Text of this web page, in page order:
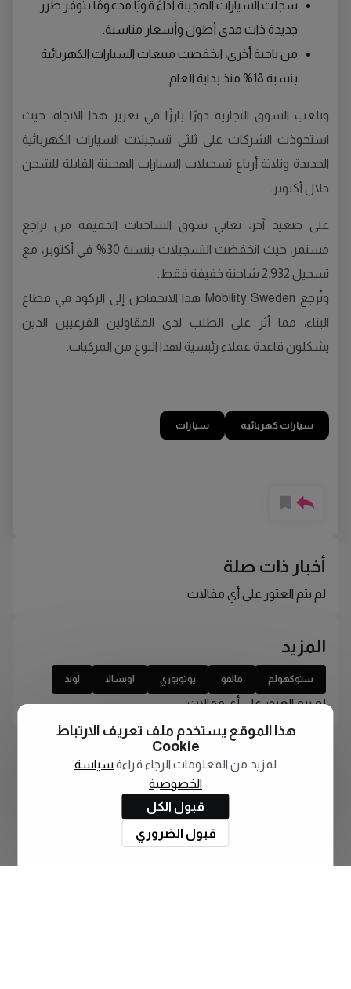
سجلت السيارات الهجينة أداءً قويًا مدعومًا بتوفر طرز
جديدة ذات مدى أطول وأسعار مناسبة.
من ناحية أخرى، انخفضت مبيعات السيارات الكهربائية
بنسبة 18% منذ بداية العام.
وتلعب السوق التجارية دورًا بارزًا في تعزيز هذا الاتجاه، حيث
استحوذت الشركات على ثلثي تسجيلات السيارات الكهربائية
الجديدة وثلاثة أرباع تسجيلات السيارات الهجينة القابلة للشحن
خلال أكتوبر.
على صعيد آخر، تعاني سوق الشاحنات الخفيفة من تراجع
مستمر، حيث انخفضت التسجيلات بنسبة 30% في أكتوبر، مع
تسجيل 2,932 شاحنة خفيفة فقط.
وتُرجع Mobility Sweden هذا الانخفاض إلى الركود في قطاع
البناء، مما أثر على الطلب لدى المقاولين الفرعيين الذين
يشكلون قاعدة عملاء رئيسية لهذا النوع من المركبات.
سيارات كهربائية سيارات
أخبار ذات صلة
لم يتم العثور على أي مقالات
المزيد
ستوكهولم مالمو يوتوبوري اوبسالا لوند
لم يتم العثور على أي مقالات
هذا الموقع يستخدم ملف تعريف الارتباط
Cookie
لمزيد من المعلومات الرجاء قراءة سياسة
الخصوصية
قبول الكل
قبول الضروري